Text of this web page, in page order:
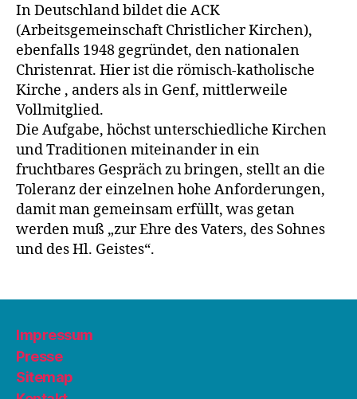
In Deutschland bildet die ACK
(Arbeitsgemeinschaft Christlicher Kirchen),
ebenfalls 1948 gegründet, den nationalen
Christenrat. Hier ist die römisch-katholische
Kirche , anders als in Genf, mittlerweile
Vollmitglied.
Die Aufgabe, höchst unterschiedliche Kirchen
und Traditionen miteinander in ein
fruchtbares Gespräch zu bringen, stellt an die
Toleranz der einzelnen hohe Anforderungen,
damit man gemeinsam erfüllt, was getan
werden muß „zur Ehre des Vaters, des Sohnes
und des Hl. Geistes“.
Impressum
Presse
Sitemap